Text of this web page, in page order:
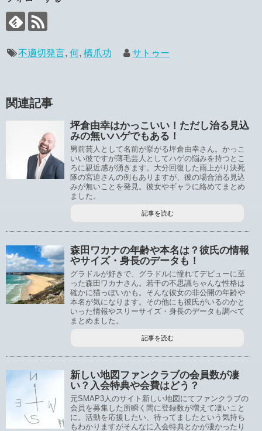
不適切発言, 何, 橋爪功 サトゥー
関連記事
坪倉由幸はかっこいい！ただし治る見込
みの無いハゲでもある！
男前芸人として名前が挙がる坪倉由幸さん。かっこ
いい彼ですが薄毛芸人としてハゲの悩みを持つとこ
ろに親近感が湧きます。大分回復した雨上がり決死
隊の宮迫さんの例もありますが、彼の場合治る見込
みが無いことを発見。彼女やギャラに絡めてまとめ
ました。
記事を読む
森田ワカナの年齢や本名は？彼氏の情報
やサイズ・身長のデータも！
グラドルが好きで、グラドルに憧れてデビューに至
った森田ワカナさん。若干の不思議ちゃんな性格は
確かに猫っぽいかも。そんな彼女の非公開の年齢や
本名が気になります。その他にも彼氏がいるのかと
いった情報やスリーサイズ・身長のデータも調べて
まとめました。
記事を読む
新しい地図ファンクラブの会員数が凄
い？入会特典や会費はどう？
元SMAP3人のサイト新しい地図にてファンクラブの
会員を募集した所瞬く間に登録数が増えて凄いこと
に。活動を応援したい、待ってましたという気持ち
もわかりますがそんなに入会特典とかが凄かったり